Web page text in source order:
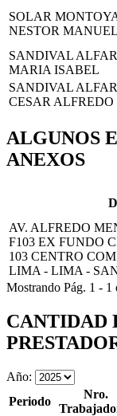
SOLAR
NESTOR MANUEL
SANDIVAL
MARIA ISABEL
SANDIVAL
CESAR ALFREDO
ALGUNOS
ANEXOS
AV. ALFREDO
F103 EX FUNDO
103 CENTRO
LIMA - LIMA -
Mostrando Pág. 1 - 1
CANTIDAD
Año:
Periodo
Nro.